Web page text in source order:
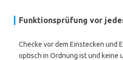
Funktionsprüfung vor
Checke vor dem Einstecken und
optisch in Ordnung ist und keine